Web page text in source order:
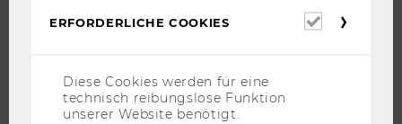
DOKTORAT / PHD
BEWERBUNG UND ZULASSUNG
INFORMATIONEN FÜR STUDIERENDE
ERFORDERLICHE COOKIES
Diese Cookies werden für eine
technisch reibungslose Funktion
unserer Website benötigt.